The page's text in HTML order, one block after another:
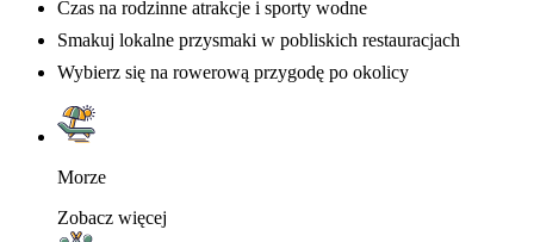
Czas na rodzinne atrakcje i sporty wodne
Smakuj lokalne przysmaki w pobliskich restauracjach
Wybierz się na rowerową przygodę po okolicy
Morze
Zobacz więcej